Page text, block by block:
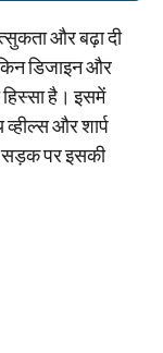
और बढ़ा दी
डिजाइन और
है। इसमें
और शार्प
सड़क पर इसकी